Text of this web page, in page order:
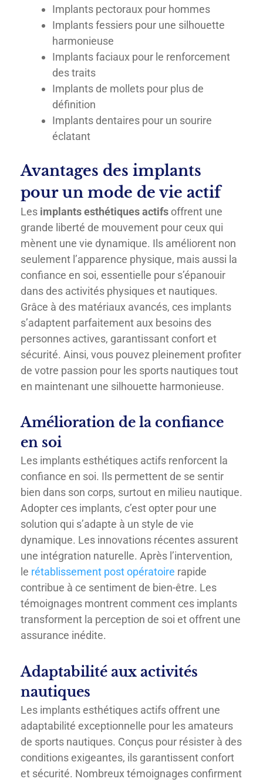
Implants pectoraux pour hommes
Implants fessiers pour une silhouette
harmonieuse
Implants faciaux pour le renforcement
des traits
Implants de mollets pour plus de
définition
Implants dentaires pour un sourire
éclatant
Avantages des implants
pour un mode de vie actif
Les implants esthétiques actifs offrent une
grande liberté de mouvement pour ceux qui
mènent une vie dynamique. Ils améliorent non
seulement l’apparence physique, mais aussi la
confiance en soi, essentielle pour s’épanouir
dans des activités physiques et nautiques.
Grâce à des matériaux avancés, ces implants
s’adaptent parfaitement aux besoins des
personnes actives, garantissant confort et
sécurité. Ainsi, vous pouvez pleinement profiter
de votre passion pour les sports nautiques tout
en maintenant une silhouette harmonieuse.
Amélioration de la confiance
en soi
Les implants esthétiques actifs renforcent la
confiance en soi. Ils permettent de se sentir
bien dans son corps, surtout en milieu nautique.
Adopter ces implants, c’est opter pour une
solution qui s’adapte à un style de vie
dynamique. Les innovations récentes assurent
une intégration naturelle. Après l’intervention,
le rétablissement post opératoire rapide
contribue à ce sentiment de bien-être. Les
témoignages montrent comment ces implants
transforment la perception de soi et offrent une
assurance inédite.
Adaptabilité aux activités
nautiques
Les implants esthétiques actifs offrent une
adaptabilité exceptionnelle pour les amateurs
de sports nautiques. Conçus pour résister à des
conditions exigeantes, ils garantissent confort
et sécurité. Nombreux témoignages confirment